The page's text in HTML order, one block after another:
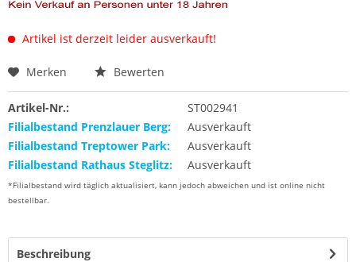
Artikel ist derzeit leider ausverkauft!
Merken Bewerten
Artikel-Nr.:
ST002941
Filialbestand Prenzlauer Berg:
Ausverkauft
Filialbestand Treptower Park:
Ausverkauft
Filialbestand Rathaus Steglitz:
Ausverkauft
*Filialbestand wird täglich aktualisiert, kann jedoch abweichen und ist online nicht
bestellbar.
Beschreibung